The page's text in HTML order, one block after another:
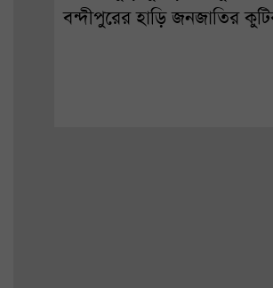
বন্দীপুরের হাড়ি জনজাতির